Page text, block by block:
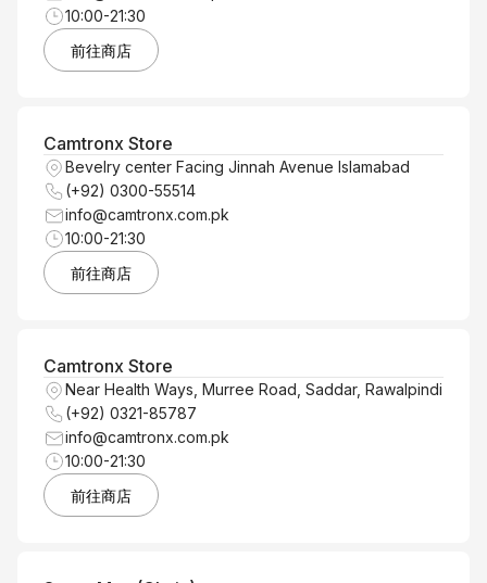
10:00-21:30
前往商店
Camtronx Store
Bevelry center Facing Jinnah Avenue Islamabad
(+92) 0300-55514
info@camtronx.com.pk
10:00-21:30
前往商店
Camtronx Store
Near Health Ways, Murree Road, Saddar, Rawalpindi
(+92) 0321-85787
info@camtronx.com.pk
10:00-21:30
前往商店